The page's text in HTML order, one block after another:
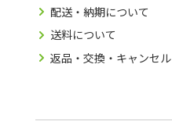
配送・納期について
送料について
返品・交換・キャンセ